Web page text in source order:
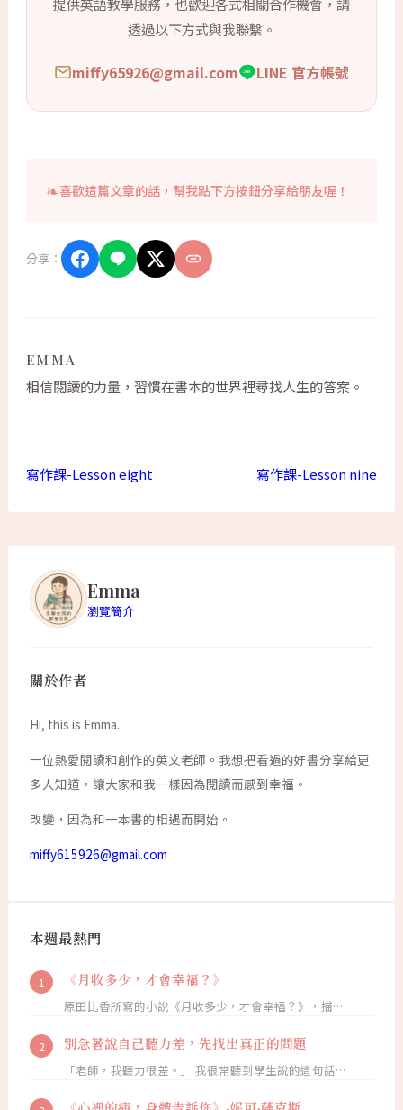
提供英語教學服務，也歡迎各式相關合作機會，請
透過以下方式與我聯繫。
miffy65926@gmail.com LINE 官方帳號
喜歡這篇文章的話，幫我點下方按鈕分享給朋友喔！
分享：
EMMA
相信閱讀的力量，習慣在書本的世界裡尋找人生的答案。
寫作課-Lesson eight 寫作課-Lesson nine
Emma
瀏覽簡介
關於作者
Hi, this is Emma.
一位熱愛閱讀和創作的英文老師。我想把看過的好書分享給更
多人知道，讓大家和我一樣因為閱讀而感到幸福。
改變，因為和一本書的相遇而開始。
miffy615926@gmail.com
本週最熱門
《月收多少，才會幸福？》
原田比香所寫的小說《月收多少，才會幸福？》，描…
別急著說自己聽力差，先找出真正的問題
「老師，我聽力很差。」 我很常聽到學生說的這句話…